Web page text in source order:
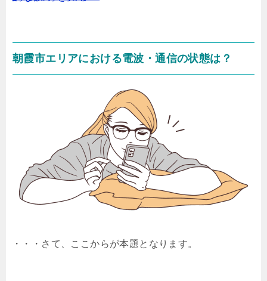
朝霞市エリアにおける電波・通信の状態は？
・・・さて、ここからが本題となります。